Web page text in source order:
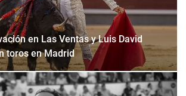
en Las Ventas y Luis David
toros en Madrid